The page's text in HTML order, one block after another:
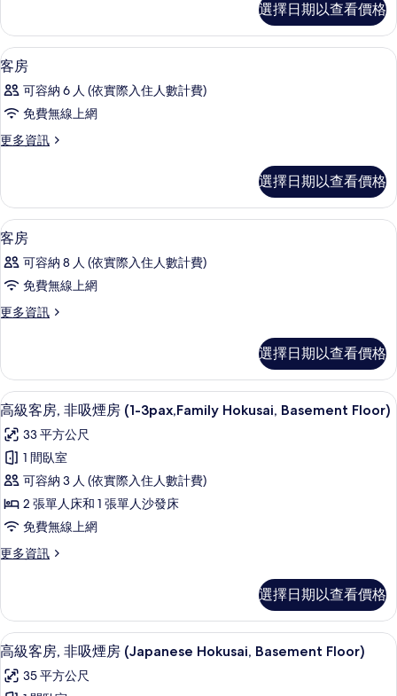
有
相
片
的
詳
情
選擇日期以查看價格
顯
示
客
的
有
相
片
羽絨被、客房內保險箱、書桌、熨斗/
6
客房
可容納 6 人 (依實際入住人數計費)
免費無線上網
更多資訊
更
的
詳
情
選擇日期以查看價格
顯
示
客
的
有
相
片
羽絨被、客房內保險箱、書桌、熨斗/
7
客房
可容納 8 人 (依實際入住人數計費)
免費無線上網
更多資訊
更
的
詳
情
選擇日期以查看價格
顯
示
高
級
客
房,
吸
房
(1-
3pax,Family
Hokusai,
高級客房, 非吸煙房 (1-3pax,Family
6
高級客房, 非吸煙房 (1-3pax,Family Hokusai, Basement Floor)
33 平方公尺
1 間臥室
可容納 3 人 (依實際入住人數計費)
2 張單人床和 1 張單人沙發床
免費無線上網
更多資訊
更
客
房,
非
煙
選擇日期以查看價格
顯
示
高
高級客房, 非吸煙房 (Japanese
7
高級客房, 非吸煙房 (Japanese Hokusai, Basement Floor)
35 平方公尺